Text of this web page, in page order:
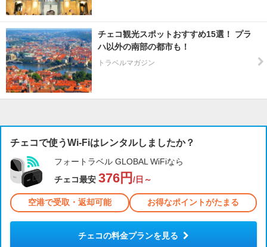
チェコ観光スポットおすすめ15選！ プラ
ハ以外の南部の都市も！
トラベルマガジン
チェコで使うWi-Fiはレンタルしましたか？
フォートラベル GLOBAL WiFiなら
チェコ最安 376円 /日～
空港で受取・返却可能 お得なポイントがたまる
チェコの料金プランを見る